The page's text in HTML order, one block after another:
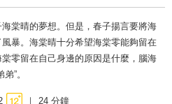
棠晴的夢想。但是，春子揚言要將海
暴。海棠晴十分希望海棠零能夠留在
零留在自己身邊的原因是什麼，腦海
”。
24 分鐘